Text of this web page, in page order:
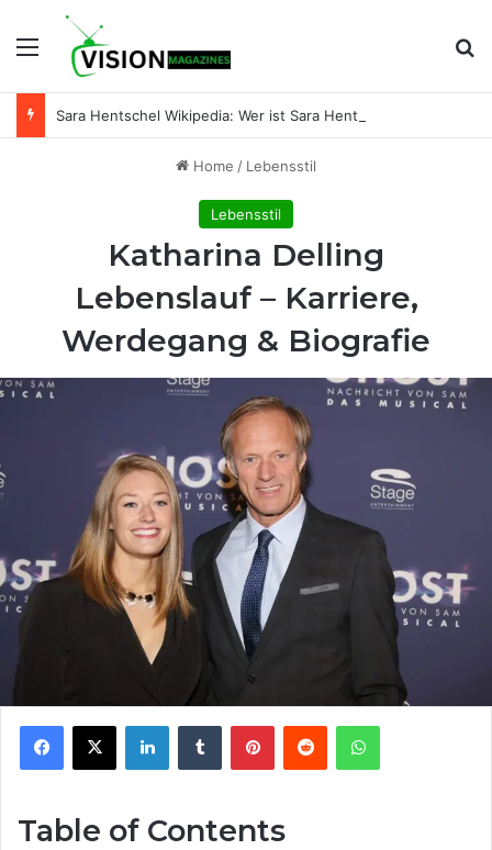
Menu
Home / Lebensstil
Lebensstil
Katharina Delling
Lebenslauf – Karriere,
Werdegang & Biografie
Facebook
X LinkedInTumblr PinterestReddit WhatsApp
Table of Contents